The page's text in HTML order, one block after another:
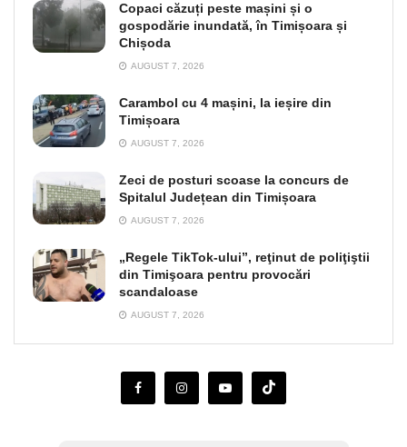
Copaci căzuți peste mașini și o
gospodărie inundată, în Timișoara și
Chișoda
AUGUST 7, 2026
Carambol cu 4 mașini, la ieșire din
Timișoara
AUGUST 7, 2026
Zeci de posturi scoase la concurs de
Spitalul Județean din Timișoara
AUGUST 7, 2026
„Regele TikTok-ului”, reţinut de poliţiştii
din Timişoara pentru provocări
scandaloase
AUGUST 7, 2026